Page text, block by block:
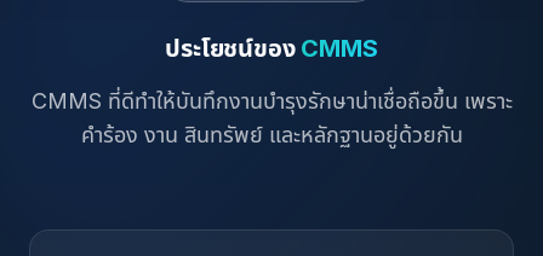
ประโยชน์ของ CMMS
CMMS ที่ดีทำให้บันทึกงานบำรุงรักษาน่าเชื่อถือขึ้น เพราะ
คำร้อง งาน สินทรัพย์ และหลักฐานอยู่ด้วยกัน